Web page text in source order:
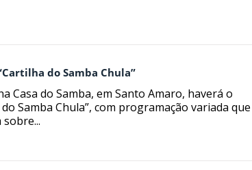
do Samba Chula”
Casa do Samba, em Santo Amaro, haverá o
Samba Chula”, com programação variada que